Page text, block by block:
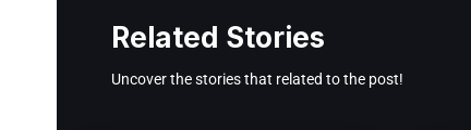
Related Stories
Uncover the stories that related to the post!